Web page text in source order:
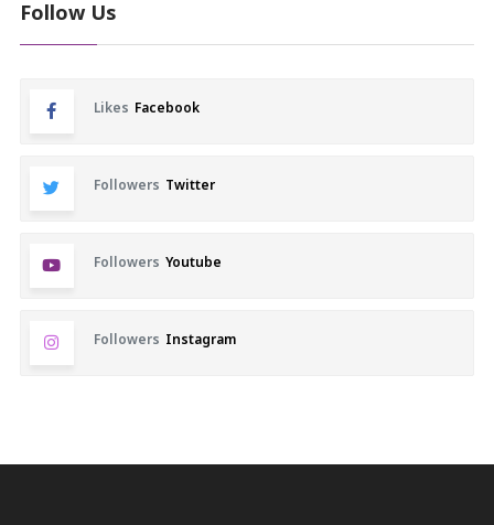
Follow Us
Likes Facebook
Followers Twitter
Followers Youtube
Followers Instagram